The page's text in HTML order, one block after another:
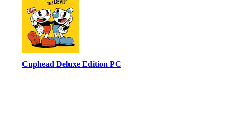
Cuphead Deluxe Edition PC